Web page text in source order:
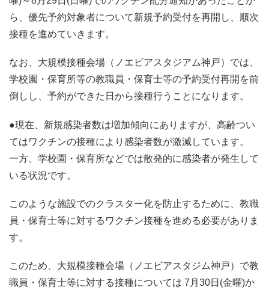
ら、優先予約対象者について新規予約受付を再開し、順次
接種を進めていきます。
なお、大規模接種会場（ノエビアスタジアム神戸）では、
学校園・保育所等の教職員・保育士等の予約受付再開を前
倒しし、予約ができた日から接種行うことになります。
●現在、新規感染者数は増加傾向にありますが、高齢つい
てはワクチンの接種により感染者数が激減しています。
一方、学校園・保育所などでは散発的に感染者が発生して
いる状況です。
このような施設でのクラスター化を防止するために、教職
員・保育士等に対するワクチン接種を進める必要がありま
す。
このため、大規模接種会場（ノエビアスタジム神戸）で教
職員・保育士等に対する接種については 7月30日(金曜)か